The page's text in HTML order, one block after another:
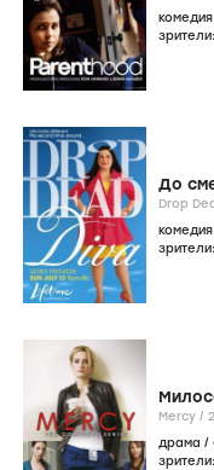
комедия
зрители:
До
комедия
зрители:
Mercy /
драма /
зрители: